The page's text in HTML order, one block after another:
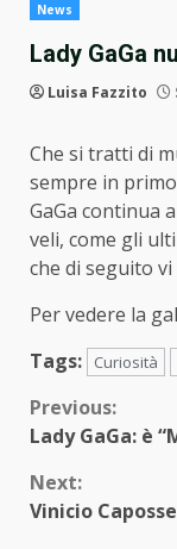
News
Lady GaGa
Luisa Fazzito
Che si tratti di
sempre in
GaGa continua
veli, come gli
che di seguito
Per vedere la
Tags:
Curiosità
Continue
Reading
Previous:
Lady GaGa: è
Next:
Vinicio